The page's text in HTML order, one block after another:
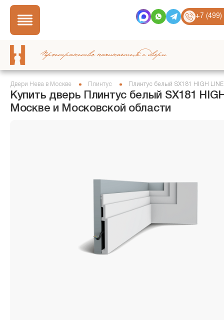
+7
Пространство начинается с двери
Двери Нева в Москве Плинтус Плинтус белый SX181 HIGH LINE
Купить дверь Плинтус белый SX181
Москве и Московской области